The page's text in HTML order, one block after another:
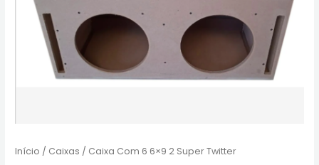
Início / Caixas / Caixa Com 6 6×9 2 Super Twitter